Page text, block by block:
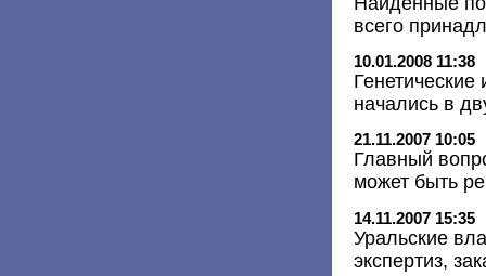
всего
10.01.2008 11:38
Генетические
начались в
21.11.2007 10:05
Главный
может быть
14.11.2007 15:35
Уральские
экспертиз,